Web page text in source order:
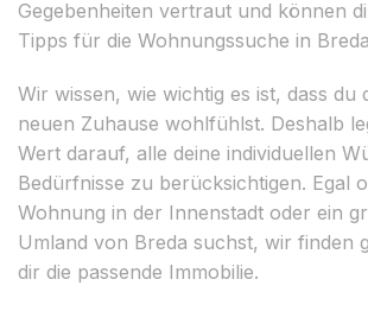
Gegebenheiten vertraut und können
Tipps für die Wohnungssuche in
Wir wissen, wie wichtig es ist, dass du
neuen Zuhause wohlfühlst. Deshalb
Wert darauf, alle deine individuellen
Bedürfnisse zu berücksichtigen. Egal
Wohnung in der Innenstadt oder ein
Umland von Breda suchst, wir finden
dir die passende Immobilie.